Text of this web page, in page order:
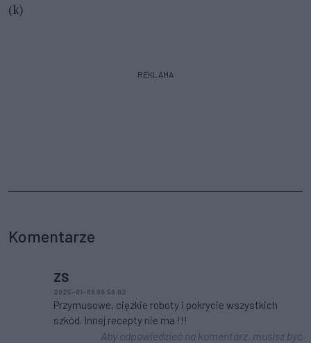
(k)
REKLAMA
Komentarze
ZS
2025-01-08 09:59:02
Przymusowe, cięzkie roboty i pokrycie wszystkich
szkód. Innej recepty nie ma !!!
Aby odpowiedzieć na komentarz, musisz być